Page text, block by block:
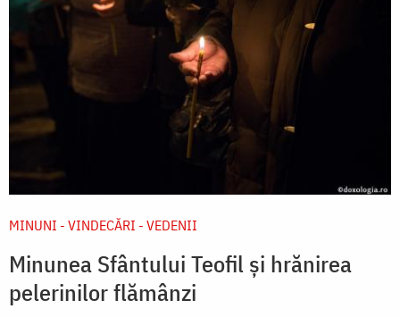
MINUNI - VINDECĂRI - VEDENII
Minunea Sfântului Teofil și hrănirea
pelerinilor flămânzi